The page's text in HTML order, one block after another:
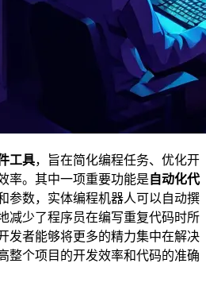
工具，旨在简化编程任务、优化开
率。其中一项重要功能是 自动化代
参数，实体编程机器人可以自动撰
减少了程序员在编写重复代码时所
发者能够将更多的精力集中在解决
整个项目的开发效率和代码的准确